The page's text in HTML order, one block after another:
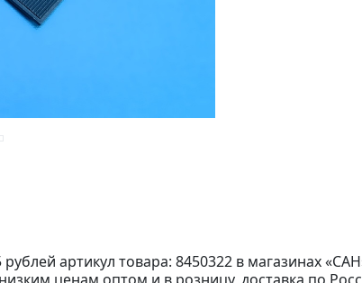
артикул товара: 8450322 в магазинах